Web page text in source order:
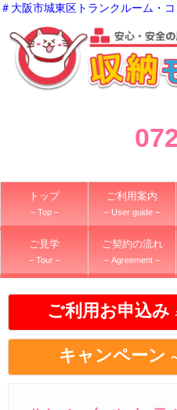
＃大阪市城東区トランクルーム・
トップ
– Top –
ご利用案内
– User guide –
ご見学
– Tour –
ご契約の流れ
– Agreement –
ご利用お申込み
キャンペーン